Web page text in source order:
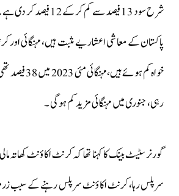
شرح سود 13 فیصد سے کم کر
پاکستان کے معاشی اعشاریے مثبت ہیں، مہنگائی اور
رہی، جنوری میں مہنگائی مزید کم ہوگی ۔
گورنر سٹیٹ بینک کا کہنا تھا کہ کرنٹ اکاؤنٹ کھاتہ
سرپلس رہا، کرنٹ اکاؤنٹ سرپلس رہنے کے سبب